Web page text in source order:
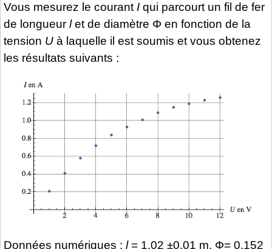
Vous mesurez le courant I qui parcourt un fil de fer
de longueur let de diamètre Φ en fonction de la
tension U à laquelle il est soumis et vous obtenez
les résultats suivants :
Données numériques : l= 1.02 ±0.01 m, Φ= 0.152